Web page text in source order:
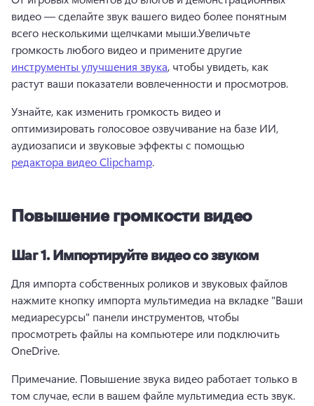
видео — сделайте звук вашего видео более понятным
всего несколькими щелчками мыши.Увеличьте
громкость любого видео и примените другие
инструменты улучшения звука, чтобы увидеть, как
растут ваши показатели вовлеченности и просмотров.
Узнайте, как изменить громкость видео и
оптимизировать голосовое озвучивание на базе ИИ,
аудиозаписи и звуковые эффекты с помощью
редактора видео Clipchamp.
Повышение громкости видео
Шаг 1.Импортируйте видео со звуком
Для импорта собственных роликов и звуковых файлов
нажмите кнопку импорта мультимедиа на вкладке "Ваши
медиаресурсы" панели инструментов, чтобы
OneDrive.
Примечание. Повышение звука видео работает только в
том случае, если в вашем файле мультимедиа есть звук.